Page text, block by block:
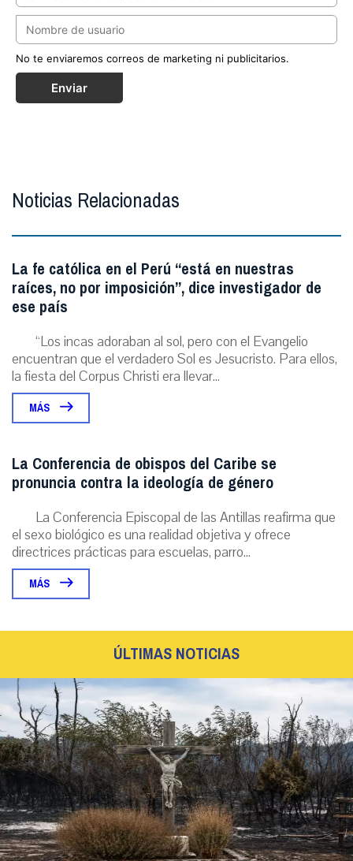
No te enviaremos correos de marketing ni publicitarios.
Enviar
Noticias Relacionadas
La fe católica en el Perú “está en nuestras
raíces, no por imposición”, dice investigador de
ese país
“Los incas adoraban al sol, pero con el Evangelio
encuentran que el verdadero Sol es Jesucristo. Para ellos,
la fiesta del Corpus Christi era llevar...
MÁS
La Conferencia de obispos del Caribe se
pronuncia contra la ideología de género
La Conferencia Episcopal de las Antillas reafirma que
el sexo biológico es una realidad objetiva y ofrece
directrices prácticas para escuelas, parro...
MÁS
ÚLTIMAS NOTICIAS